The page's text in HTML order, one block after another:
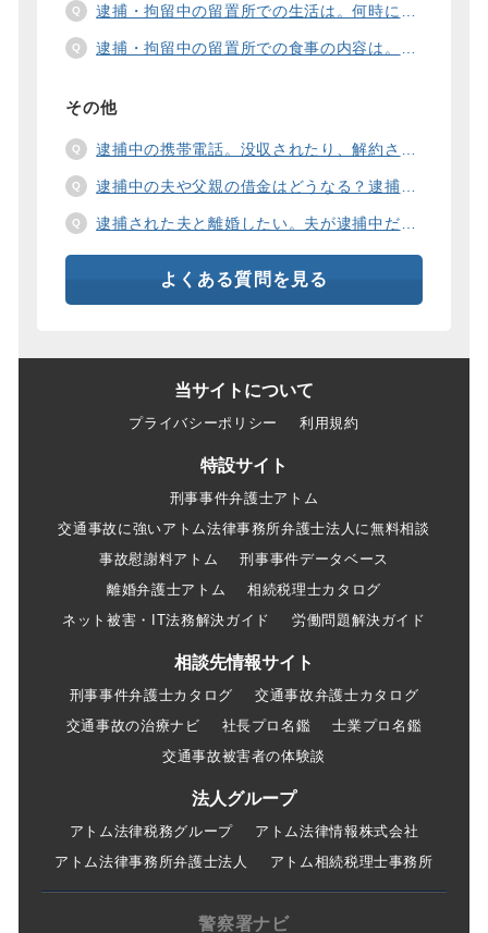
逮捕・拘留中の留置所での生活は。何時に起きて、何時に寝るの？部屋や食事の様子は？
逮捕・拘留中の留置所での食事の内容は。食事代は支払わないといけないの？
その他
逮捕中の携帯電話。没収されたり、解約されたり、見られたりするの？
逮捕中の夫や父親の借金はどうなる？逮捕中の借金の支払い方法は。
逮捕された夫と離婚したい。夫が逮捕中だと慰謝料は増えるの？
よくある質問を見る
当サイトについて
プライバシーポリシー 利用規約
特設サイト
刑事事件弁護士アトム
交通事故に強いアトム法律事務所弁護士法人に無料相談
事故慰謝料アトム
刑事事件データベース
離婚弁護士アトム
相続税理士カタログ
ネット被害・IT法務解決ガイド
労働問題解決ガイド
相談先情報サイト
刑事事件弁護士カタログ
交通事故弁護士カタログ
交通事故の治療ナビ
社長プロ名鑑
士業プロ名鑑
交通事故被害者の体験談
法人グループ
アトム法律税務グループ
アトム法律情報株式会社
アトム法律事務所弁護士法人
アトム相続税理士事務所
警察署ナビ